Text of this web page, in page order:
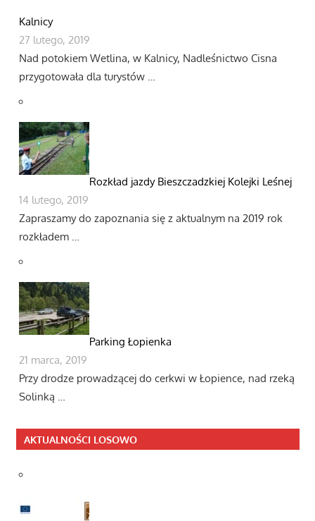
Kalnicy
27 lutego, 2019
Nad potokiem Wetlina, w Kalnicy, Nadleśnictwo Cisna
przygotowała dla turystów …
Rozkład jazdy Bieszczadzkiej Kolejki Leśnej
14 lutego, 2019
Zapraszamy do zapoznania się z aktualnym na 2019 rok
rozkładem …
Parking Łopienka
21 marca, 2019
Przy drodze prowadzącej do cerkwi w Łopience, nad rzeką
Solinką …
AKTUALNOŚCI LOSOWO